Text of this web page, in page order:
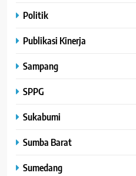
Politik
Publikasi Kinerja
Sampang
SPPG
Sukabumi
Sumba Barat
Sumedang